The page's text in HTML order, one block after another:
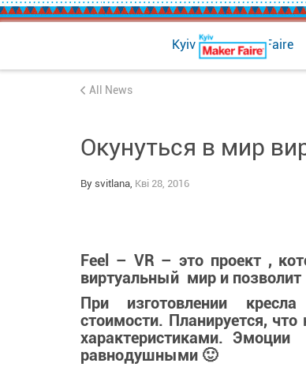
Kyiv Mini Maker Faire
All News
Окунуться в мир
By svitlana, Кві 28, 2016
Feel – VR – это проект ,
виртуальный мир и позволит
При изготовлении
стоимости. Планируется,
характеристиками.
равнодушными 🙂